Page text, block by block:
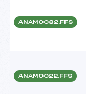
ANAM0082.FFS
ANAM0022.FFS